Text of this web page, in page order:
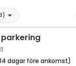
3)
dagar före ankomst)